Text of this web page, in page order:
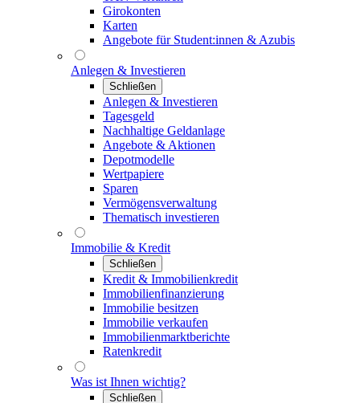
Girokonten
Karten
Angebote für Student:innen & Azubis
Anlegen & Investieren
Schließen
Anlegen & Investieren
Tagesgeld
Nachhaltige Geldanlage
Angebote & Aktionen
Depotmodelle
Wertpapiere
Sparen
Vermögensverwaltung
Thematisch investieren
Immobilie & Kredit
Schließen
Kredit & Immobilienkredit
Immobilienfinanzierung
Immobilie besitzen
Immobilie verkaufen
Immobilienmarktberichte
Ratenkredit
Was ist Ihnen wichtig?
Schließen